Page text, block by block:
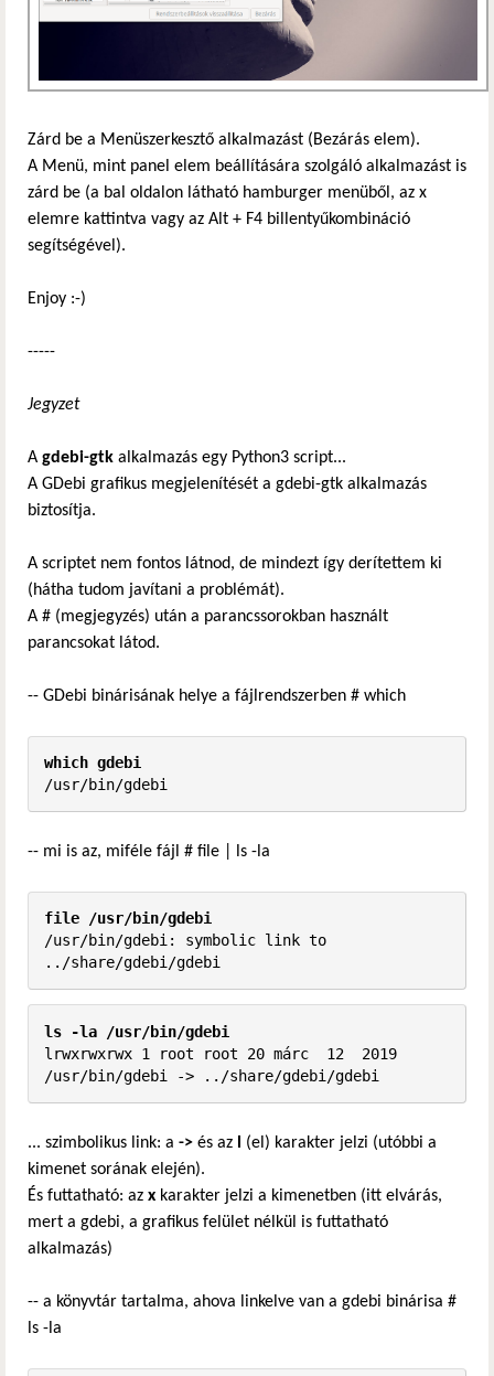
Zárd be a Menüszerkesztő alkalmazást (Bezárás elem).
A Menü, mint panel elem beállítására szolgáló alkalmazást is
zárd be (a bal oldalon látható hamburger menüből, az x
elemre kattintva vagy az Alt + F4 billentyűkombináció
segítségével).
Enjoy :-)
-----
Jegyzet
A gdebi-gtk alkalmazás egy Python3 script...
A GDebi grafikus megjelenítését a gdebi-gtk alkalmazás
biztosítja.
A scriptet nem fontos látnod, de mindezt így derítettem ki
(hátha tudom javítani a problémát).
A # (megjegyzés) után a parancssorokban használt
parancsokat látod.
-- GDebi binárisának helye a fájlrendszerben # which
which gdebi
/usr/bin/gdebi
-- mi is az, miféle fájl # file | ls -la
file /usr/bin/gdebi
/usr/bin/gdebi: symbolic link to
../share/gdebi/gdebi
ls -la /usr/bin/gdebi
lrwxrwxrwx 1 root root 20 márc  12  2019
/usr/bin/gdebi -> ../share/gdebi/gdebi
... szimbolikus link: a -> és az
(el) karakter jelzi (utóbbi a
kimenet sorának elején).
És futtatható: az x karakter jelzi a kimenetben (itt elvárás,
mert a gdebi, a grafikus felület nélkül is futtatható
alkalmazás)
-- a könyvtár tartalma, ahova linkelve van a gdebi binárisa #
ls -la